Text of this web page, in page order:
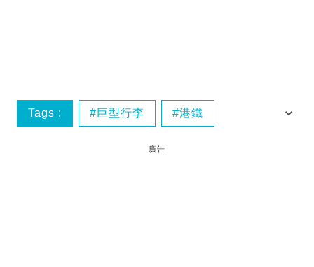
Tags : 巨型行李 港鐵
廣告